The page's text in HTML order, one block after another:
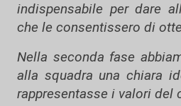
indispensabile per dare
che le consentissero di
Nella seconda fase
alla squadra una chiara
rappresentasse i valori del